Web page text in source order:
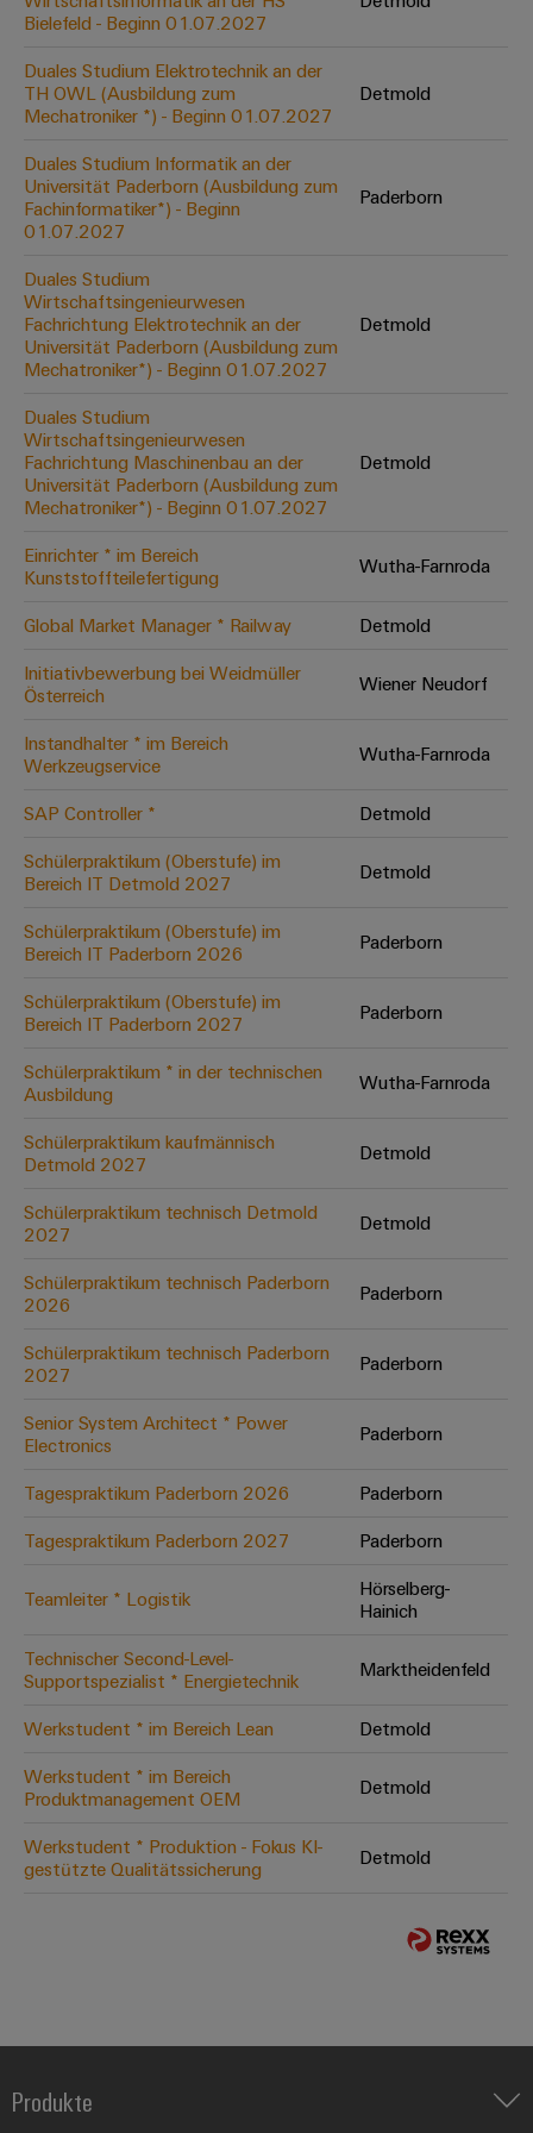
Abwasseraufbereitung
für
die
Wasser-
Abwasserindustrie
Wasserstoff
Wasserstoff
Schlüsseltechnologie
für
die
Energiewende
Effizienter
Betrieb
von
Windparks
Werkzeuge
Automaten
Software
Markierer
Industriedrucker
Cabinet
Infrastructure
Assemblierungsservice
Bestückte
Klemmenleisten
Modifizierte
und
bestückte
Kundenspezifische
Kabelkonfektionierung
Praxisnahe
Unsere Neuheiten
im Bereich
Digital
auf einem
neuen Niveau
unkompliziert,
Bielefeld - Beginn 01.07.2027
Duales Studium Elektrotechnik an der
TH OWL (Ausbildung zum
Mechatroniker *) - Beginn 01.07.2027
Detmold
Duales Studium Informatik an der
Universität Paderborn (Ausbildung zum
Fachinformatiker*) - Beginn
01.07.2027
Paderborn
Duales Studium
Wirtschaftsingenieurwesen
Fachrichtung Elektrotechnik an der
Universität Paderborn (Ausbildung zum
Mechatroniker*) - Beginn 01.07.2027
Detmold
Duales Studium
Wirtschaftsingenieurwesen
Fachrichtung Maschinenbau an der
Universität Paderborn (Ausbildung zum
Mechatroniker*) - Beginn 01.07.2027
Detmold
Einrichter * im Bereich
Kunststoffteilefertigung
Wutha-Farnroda
Global Market Manager * Railway
Detmold
Initiativbewerbung bei Weidmüller
Österreich
Wiener Neudorf
Instandhalter * im Bereich
Werkzeugservice
Wutha-Farnroda
SAP Controller *
Detmold
Schülerpraktikum (Oberstufe) im
Bereich IT Detmold 2027
Detmold
Schülerpraktikum (Oberstufe) im
Bereich IT Paderborn 2026
Paderborn
Schülerpraktikum (Oberstufe) im
Bereich IT Paderborn 2027
Paderborn
Schülerpraktikum * in der technischen
Ausbildung
Wutha-Farnroda
Schülerpraktikum kaufmännisch
Detmold 2027
Detmold
Schülerpraktikum technisch Detmold
2027
Detmold
Schülerpraktikum technisch Paderborn
2026
Paderborn
Schülerpraktikum technisch Paderborn
2027
Paderborn
Senior System Architect * Power
Electronics
Paderborn
Tagespraktikum Paderborn 2026
Paderborn
Tagespraktikum Paderborn 2027
Paderborn
Teamleiter * Logistik
Hörselberg-
Hainich
Technischer Second-Level-
Supportspezialist * Energietechnik
Marktheidenfeld
Werkstudent * im Bereich Lean
Detmold
Werkstudent * im Bereich
Produktmanagement OEM
Detmold
Werkstudent * Produktion - Fokus KI-
gestützte Qualitätssicherung
Detmold
Produkte